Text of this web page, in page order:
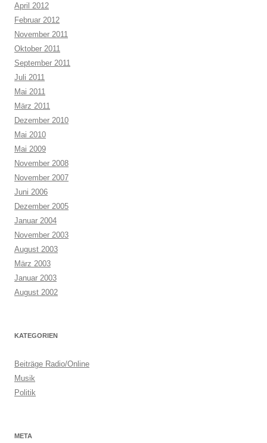
April 2012
Februar 2012
November 2011
Oktober 2011
September 2011
Juli 2011
Mai 2011
März 2011
Dezember 2010
Mai 2010
Mai 2009
November 2008
November 2007
Juni 2006
Dezember 2005
Januar 2004
November 2003
August 2003
März 2003
Januar 2003
August 2002
KATEGORIEN
Beiträge Radio/Online
Musik
Politik
META